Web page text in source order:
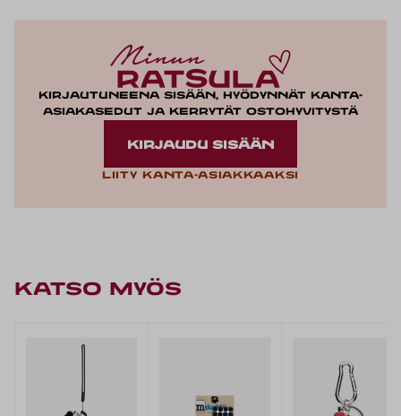
Kirjautuneena sisään, hyödynnät kanta-
asiakasedut ja kerrytät ostohyvitystä
KIRJAUDU SISÄÄN
Liity kanta-asiakkaaksi
KATSO MYÖS